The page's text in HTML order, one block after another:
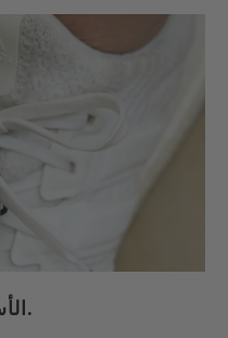
8. الأساور جزء مهم من ساعتك.